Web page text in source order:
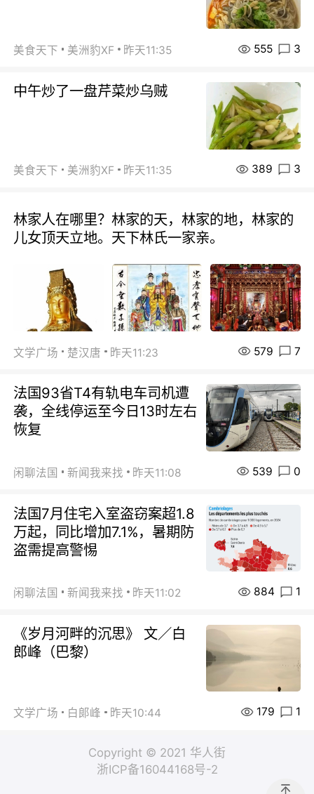
美食天下 美洲豹XF 昨天11:35 555 3
中午炒了一盘芹菜炒乌贼
美食天下 美洲豹XF 昨天11:35 389 3
林家人在哪里？林家的天，林家的地，林家的
儿女顶天立地。天下林氏一家亲。
文学广场 楚汉唐 昨天11:23 579 7
法国93省T4有轨电车司机遭
袭，全线停运至今日13时左右
恢复
闲聊法国 新闻我来找 昨天11:08 539 0
法国7月住宅入室盗窃案超1.8
万起，同比增加7.1%，暑期防
盗需提高警惕
闲聊法国 新闻我来找 昨天11:02 884 1
《岁月河畔的沉思》 文／白
郎峰（巴黎）
文学广场 白郞峰 昨天10:44 179 1
Copyright © 2021 华人街
浙ICP备16044168号-2